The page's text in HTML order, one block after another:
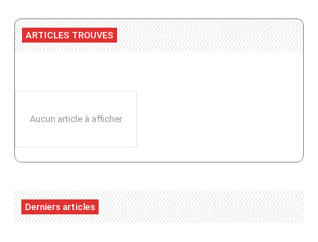
ARTICLES TROUVES
Aucun article à afficher
Derniers articles